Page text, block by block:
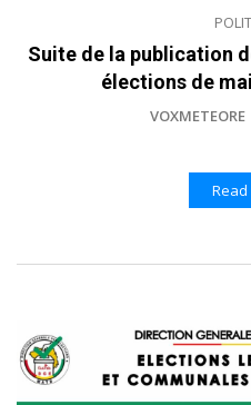
Suite de la publication
élections de
VOXMETEORE